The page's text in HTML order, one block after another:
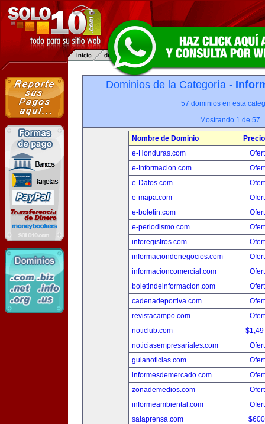
Dominios de la Categoría -
57 dominios en esta
Mostrando 1 de 57
Nombre de Dominio
Precio
e-Honduras.com
e-Informacion.com
e-Datos.com
e-mapa.com
e-boletin.com
e-periodismo.com
inforegistros.com
informaciondenegocios.com
informacioncomercial.com
boletindeinformacion.com
cadenadeportiva.com
revistacampo.com
noticlub.com
noticiasempresariales.com
guianoticias.com
informesdemercado.com
zonademedios.com
informeambiental.com
salaprensa.com